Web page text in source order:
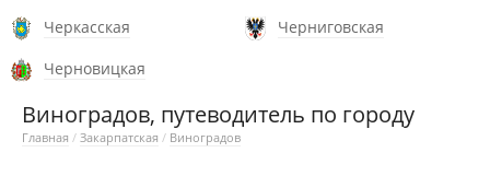
Черкасская
Черниговская
Черновицкая
Виноградов, путеводитель по городу
Главная / Закарпатская / Виноградов